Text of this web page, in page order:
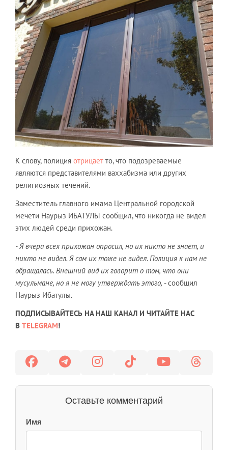
К слову, полиция отрицает то, что подозреваемые
являются представителями ваххабизма или других
религиозных течений.
Заместитель главного имама Центральной городской
мечети Наурыз ИБАТУЛЫ сообщил, что никогда не видел
этих людей среди прихожан.
- Я вчера всех прихожан опросил, но их никто не знает, и
никто не видел. Я сам их тоже не видел. Полиция к нам не
обращалась. Внешний вид их говорит о том, что они
мусульмане, но я не могу утверждать этого, - сообщил
Наурыз Ибатулы.
ПОДПИСЫВАЙТЕСЬ НА НАШ КАНАЛ И ЧИТАЙТЕ НАС
В TELEGRAM!
Оставьте комментарий
Имя